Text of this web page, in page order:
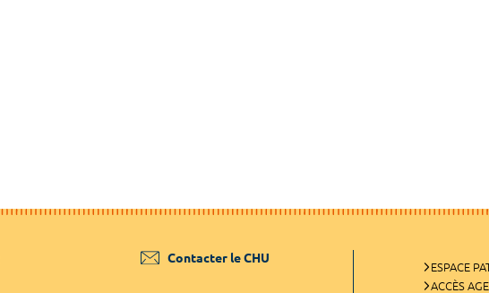
Contacter le CHU
ESPACE
ACCÈS